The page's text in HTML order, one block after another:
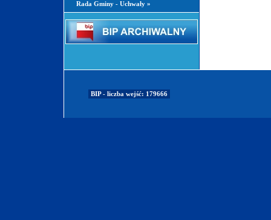
Rada Gminy - Uchwały »
BIP - liczba wejść: 179666